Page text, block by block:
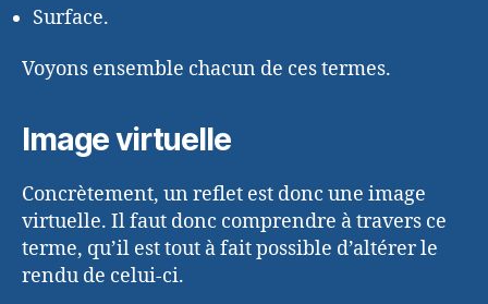
Surface.
Voyons ensemble chacun de ces termes.
Image virtuelle
Concrètement, un reflet est donc une image
virtuelle. Il faut donc comprendre à travers ce
terme, qu’il est tout à fait possible d’altérer le
rendu de celui-ci.